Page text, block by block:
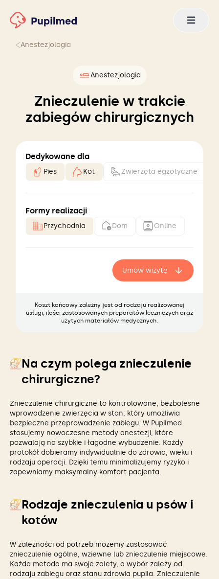
Anestezjologia
Anestezjologia
Znieczulenie w trakcie
zabiegów chirurgicznych
Dedykowane dla
Pies Kot Zwierzęta egzotyczne
Formy realizacji
Przychodnia Dom Online
Umów wizytę
Koszt końcowy zależny jest od rodzaju realizowanej
usługi, ilości zastosowanych preparatów leczniczych oraz
użytych materiałów medycznych.
Na czym polega znieczulenie
chirurgiczne?
Znieczulenie chirurgiczne to kontrolowane, bezbolesne
wprowadzenie zwierzęcia w stan, który umożliwia
bezpieczne przeprowadzenie zabiegu. W Pupilmed
stosujemy nowoczesne metody anestezji, które
pozwalają na szybkie i łagodne wybudzenie. Każdy
protokół dobieramy indywidualnie do zdrowia, wieku i
rodzaju operacji. Dzięki temu minimalizujemy ryzyko i
zapewniamy maksymalny komfort pacjenta.
Rodzaje znieczulenia u psów i
kotów
W zależności od potrzeb możemy zastosować
znieczulenie ogólne, wziewne lub znieczulenie miejscowe.
Każda metoda ma swoje zalety, a wybór zależy od
rodzaju zabiegu oraz stanu zdrowia pupila. Znieczulenie